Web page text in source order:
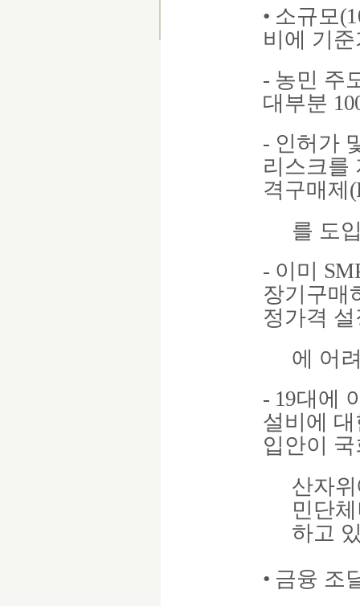
• 소규모
비에 기
- 농민 주
대부분
- 인허가
리스크를
격구매제
를 도
- 이미
장기구매
정가격 설
에 어
- 19대에
설비에
입안이 국
산자
민단
하고
• 금융 조